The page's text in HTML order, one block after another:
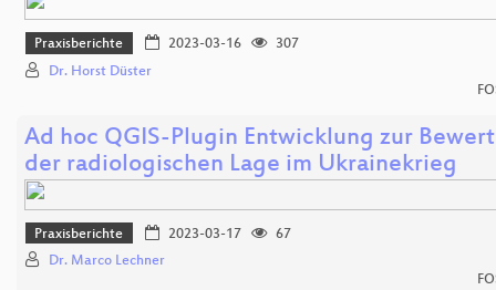
Praxisberichte 2023-03-16
307
Dr. Horst Düster
Ad hoc QGIS-Plugin Entwicklung zur
der radiologischen Lage im Ukrainekrieg
Praxisberichte 2023-03-17
67
Dr. Marco Lechner